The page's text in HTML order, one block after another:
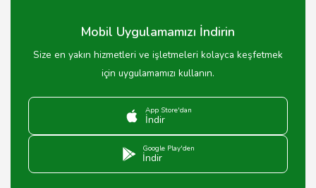
Mobil Uygulamamızı İndirin
Size en yakın hizmetleri ve işletmeleri kolayca keşfetmek
için uygulamamızı kullanın.
App Store'dan
İndir
Google Play'den
İndir